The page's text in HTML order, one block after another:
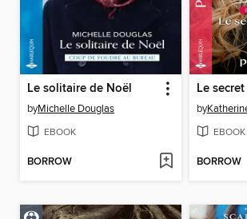
Le solitaire de Noël
byMichelle Douglas
EBOOK
BORROW
by
EBOOK
BORROW